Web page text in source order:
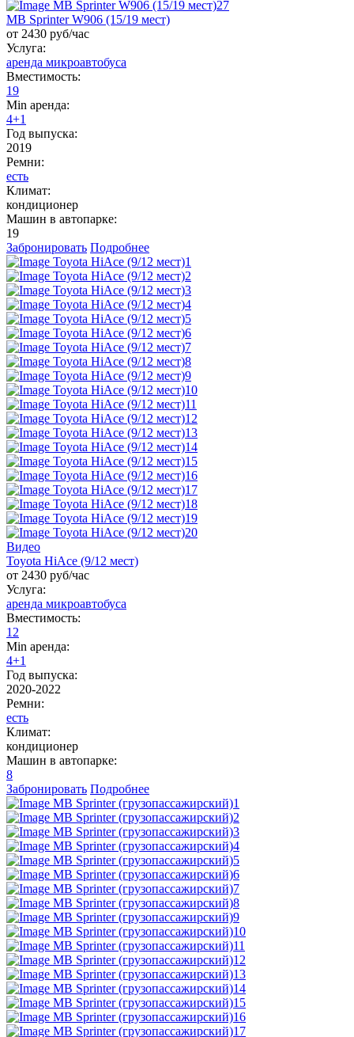
MB Sprinter W906 (15/19 мест)
от 2430 руб/час
Услуга:
аренда микроавтобуса
Вместимость:
19
Min аренда:
4+1
Год выпуска:
2019
Ремни:
есть
Климат:
кондиционер
Машин в автопарке:
19
Забронировать Подробнее
Видео
Toyota HiAce (9/12 мест)
от 2430 руб/час
Услуга:
аренда микроавтобуса
Вместимость:
12
Min аренда:
4+1
Год выпуска:
2020-2022
Ремни:
есть
Климат:
кондиционер
Машин в автопарке:
8
Забронировать Подробнее